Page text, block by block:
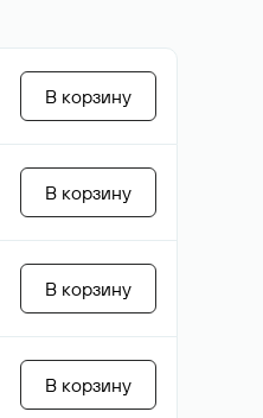
В корзину
В корзину
В корзину
В корзину